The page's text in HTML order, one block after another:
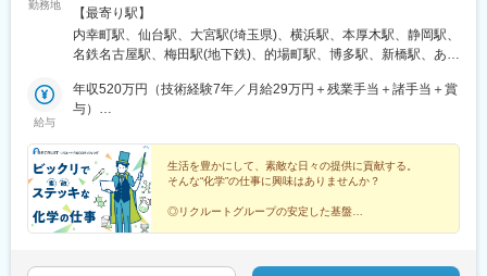
勤務地
エリア／青森・岩手・宮城・秋田・山形・福島■関東エリア／東
京・埼玉・神奈川・千葉・茨城・栃木・群馬■北信越エリア／長
野・山梨・福井■東海エリア／静岡・愛知・三重・岐阜■関西エリ
山・山口・香川■九州エリア／福岡・長崎・熊本・佐賀・大分・宮
崎・鹿児島※転勤の可能性あり※受動喫煙対策：原則あり（勤務先
【最寄り駅】
内幸町駅、仙台駅、大宮駅(埼玉県)、横浜駅、本厚木駅、静岡駅、
名鉄名古屋駅、梅田駅(地下鉄)、的場町駅、博多駅、新橋駅、あお
線)、稲荷町駅(広島県)、虎ノ門駅、仙台駅(地下鉄)、反町駅、日吉
町駅、名古屋駅、大阪梅田駅(阪急線)、猿猴橋町駅
給与
年収520万円（技術経験7年／月給29万円＋残業手当＋諸手当＋賞
与）
与）
生活を豊かにして、素敵な日々の提供に貢献する。
そんな“化学”の仕事に興味はありませんか？
◎リクルートグループの安定した基盤